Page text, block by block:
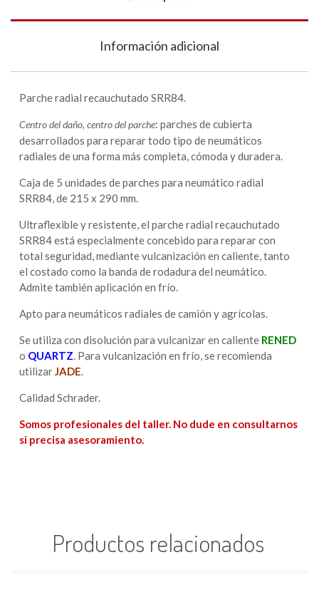
Información adicional
Parche radial recauchutado SRR84.
Centro del daño, centro del parche: parches de cubierta
desarrollados para reparar todo tipo de neumáticos
radiales de una forma más completa, cómoda y duradera.
Caja de 5 unidades de parches para neumático radial
SRR84, de 215 x 290 mm.
Ultraflexible y resistente, el parche radial recauchutado
SRR84 está especialmente concebido para reparar con
total seguridad, mediante vulcanización en caliente, tanto
el costado como la banda de rodadura del neumático.
Admite también aplicación en frío.
Apto para neumáticos radiales de camión y agrícolas.
Se utiliza con disolución para vulcanizar en caliente RENED
o QUARTZ. Para vulcanización en frío, se recomienda
utilizarJADE.
Calidad Schrader.
Somos profesionales del taller. No dude en consultarnos
si precisa asesoramiento.
Productos relacionados